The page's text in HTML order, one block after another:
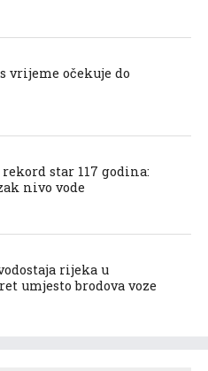
vrijeme očekuje do
star 117 godina:
nivo vode
rijeka u
umjesto brodova voze